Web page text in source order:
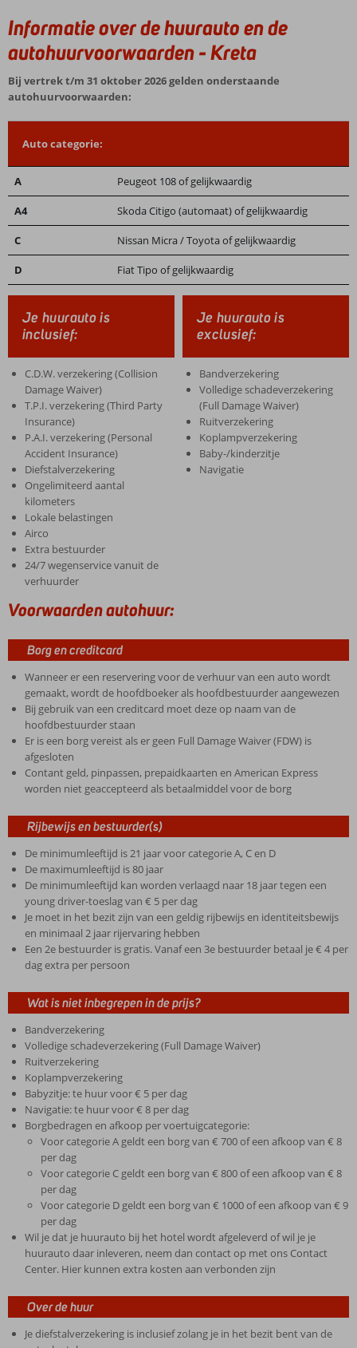
Informatie over de huurauto en de
autohuurvoorwaarden - Kreta
Bij vertrek t/m 31 oktober 2026 gelden onderstaande
autohuurvoorwaarden:
Auto categorie:
A Peugeot 108 of gelijkwaardig
A4 Skoda Citigo (automaat) of gelijkwaardig
C Nissan Micra / Toyota of gelijkwaardig
D Fiat Tipo of gelijkwaardig
Je huurauto is
inclusief:
C.D.W. verzekering (Collision
Damage Waiver)
T.P.I. verzekering (Third Party
Insurance)
P.A.I. verzekering (Personal
Accident Insurance)
Diefstalverzekering
Ongelimiteerd aantal
kilometers
Lokale belastingen
Airco
Extra bestuurder
24/7 wegenservice vanuit de
verhuurder
Je huurauto is
exclusief:
Bandverzekering
Volledige schadeverzekering
(Full Damage Waiver)
Ruitverzekering
Koplampverzekering
Baby-/kinderzitje
Navigatie
Voorwaarden autohuur:
Borg en creditcard
Wanneer er een reservering voor de verhuur van een auto wordt
gemaakt, wordt de hoofdboeker als hoofdbestuurder aangewezen
Bij gebruik van een creditcard moet deze op naam van de
hoofdbestuurder staan
Er is een borg vereist als er geen Full Damage Waiver (FDW) is
afgesloten
Contant geld, pinpassen, prepaidkaarten en American Express
worden niet geaccepteerd als betaalmiddel voor de borg
Rijbewijs en bestuurder(s)
De minimumleeftijd is 21 jaar voor categorie A, C en D
De maximumleeftijd is 80 jaar
De minimumleeftijd kan worden verlaagd naar 18 jaar tegen een
young driver-toeslag van € 5 per dag
Je moet in het bezit zijn van een geldig rijbewijs en identiteitsbewijs
en minimaal 2 jaar rijervaring hebben
Een 2e bestuurder is gratis. Vanaf een 3e bestuurder betaal je € 4 per
dag extra per persoon
Wat is niet inbegrepen in de prijs?
Bandverzekering
Volledige schadeverzekering (Full Damage Waiver)
Ruitverzekering
Koplampverzekering
Babyzitje: te huur voor € 5 per dag
Navigatie: te huur voor € 8 per dag
Borgbedragen en afkoop per voertuigcategorie:
Voor categorie A geldt een borg van € 700 of een afkoop van € 8
per dag
Voor categorie C geldt een borg van € 800 of een afkoop van € 8
per dag
Voor categorie D geldt een borg van € 1000 of een afkoop van € 9
per dag
Wil je dat je huurauto bij het hotel wordt afgeleverd of wil je je
huurauto daar inleveren, neem dan contact op met ons Contact
Center. Hier kunnen extra kosten aan verbonden zijn
Over de huur
Je diefstalverzekering is inclusief zolang je in het bezit bent van de